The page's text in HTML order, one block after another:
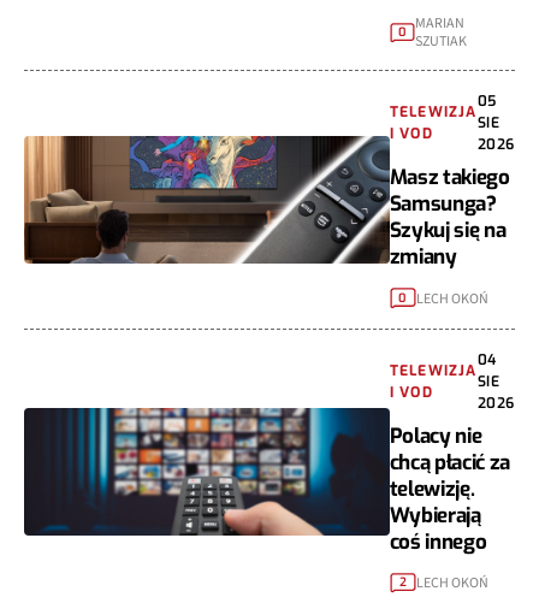
0
MARIAN
SZUTIAK
TELEWIZJA
I VOD
05
SIE
2026
Masz takiego
Samsunga?
Szykuj się na
zmiany
0 LECH OKOŃ
TELEWIZJA
I VOD
04
SIE
2026
Polacy nie
chcą płacić za
telewizję.
Wybierają
coś innego
2 LECH OKOŃ